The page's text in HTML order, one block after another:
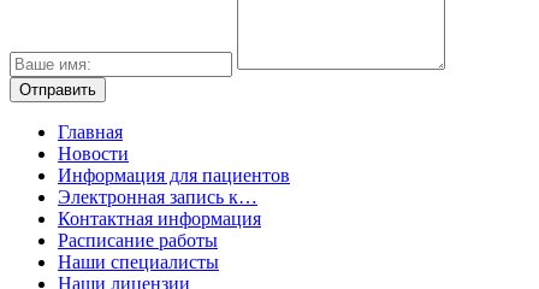
Главная
Новости
Информация для пациентов
Электронная запись к…
Контактная информация
Расписание работы
Наши специалисты
Наши лицензии